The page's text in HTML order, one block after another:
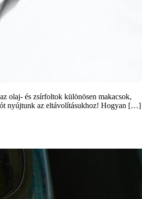
olaj- és zsírfoltok különösen makacsok,
nyújtunk az eltávolításukhoz! Hogyan […]